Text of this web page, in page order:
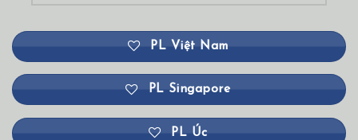
PL Việt Nam
PL Singapore
PL Úc